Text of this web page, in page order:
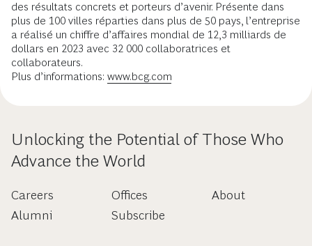
des résultats concrets et porteurs d’avenir. Présente dans
plus de 100 villes réparties dans plus de 50 pays, l’entreprise
a réalisé un chiffre d’affaires mondial de 12,3 milliards de
dollars en 2023 avec 32 000 collaboratrices et
collaborateurs.
Plus d’informations: www.bcg.com
Unlocking the Potential of Those Who
Advance the World
Careers
Alumni
Offices
Subscribe
About